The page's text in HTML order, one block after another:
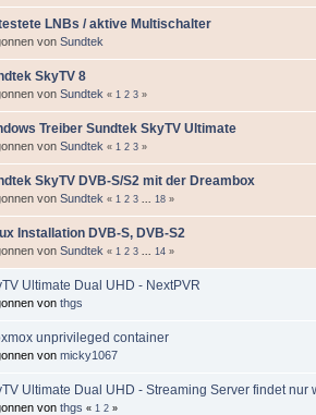
LNBs / aktive Multischalter
von Sundtek
SkyTV 8
von Sundtek « 1 2 3 »
Treiber Sundtek SkyTV Ultimate
von Sundtek « 1 2 3 »
SkyTV DVB-S/S2 mit der Dreambox
von Sundtek « 1 2 3 18 »
Installation DVB-S, DVB-S2
von Sundtek « 1 2 3 14 »
Ultimate Dual UHD - NextPVR
von thgs
unprivileged container
von micky1067
Ultimate Dual UHD - Streaming Server findet nur
von thgs « 1 2 »